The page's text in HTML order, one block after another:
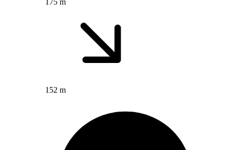
175 m
152 m